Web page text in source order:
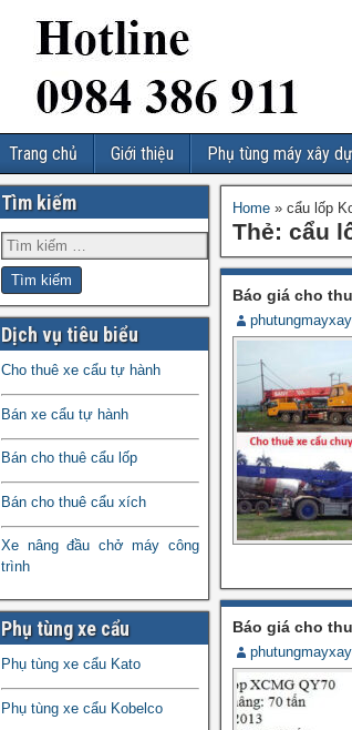
Trang chủ Giới thiệu Phụ tùng máy xây
Home »cẩu lốp
Thẻ:cẩu
Báo giá cho
Báo giá cho
Tìm kiếm
Dịch vụ tiêu biểu
Cho thuê xe cẩu tự hành
Bán xe cẩu tự hành
Bán cho thuê cẩu lốp
Bán cho thuê cẩu xích
Xe nâng đầu chở máy công
trình
Phụ tùng xe cẩu
Phụ tùng xe cẩu Kato
Phụ tùng xe cẩu Kobelco